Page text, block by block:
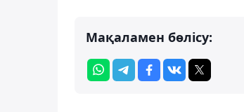
Мақаламен бөлісу: